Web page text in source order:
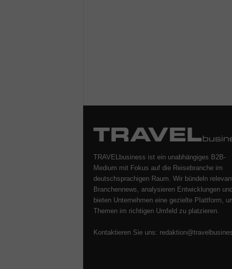
TRAVELbusiness ist ein unabhängiges B2B-
Medium mit Fokus auf die Reisebranche im
deutschsprachigen Raum. Wir bündeln
Branchennews, analysieren Entwicklungen und
bieten Unternehmen eine gezielte Plattform,
Themen im richtigen Umfeld zu platzieren.
Kontaktieren Sie uns: